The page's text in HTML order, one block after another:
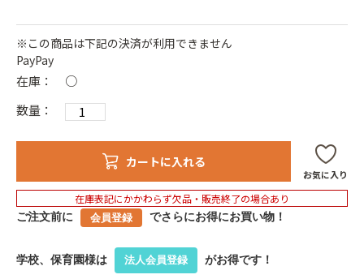
※この商品は下記の決済が利用できません
PayPay
在庫：
○
数量：
カートに入れる
お気に入り
在庫表記にかかわらず欠品・販売終了の場合あり
ご注文前に 会員登録 でさらにお得にお買い物！
学校、保育園様は 法人会員登録 がお得です！